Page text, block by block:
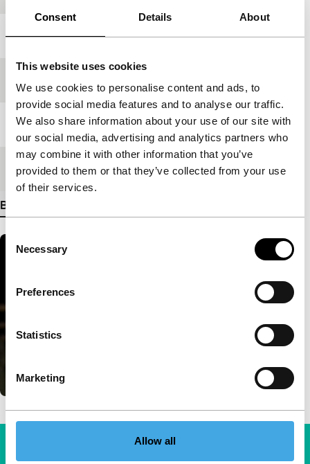
Consent Details About
This website uses cookies
We use cookies to personalise content and ads, to
provide social media features and to analyse our traffic.
We also share information about your use of our site with
our social media, advertising and analytics partners who
may combine it with other information that you’ve
provided to them or that they’ve collected from your use
of their services.
Consent
Selection
Necessary
Preferences
Statistics
Marketing
Allow all
Jaar 2011
Lengte 113'
Medium/FormaatDCP
Bekijk meer details